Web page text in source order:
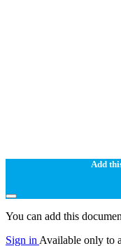
Add
You can add this
Sign in Available only to